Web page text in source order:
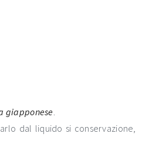
giapponese.
dal liquido si conservazione,